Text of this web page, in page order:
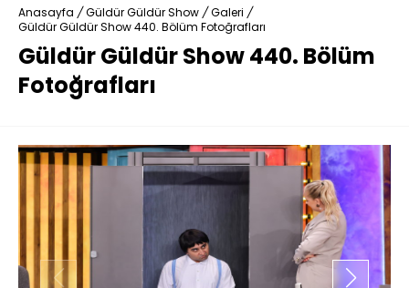
Anasayfa / Güldür Güldür Show / Galeri /
Güldür Güldür Show 440. Bölüm Fotoğrafları
Güldür Güldür Show 440. Bölüm
Fotoğrafları